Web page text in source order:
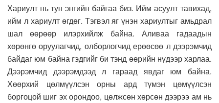
Хариулт нь тун энгийн байгаа биз. Ийм асуулт тавихад,
ийм л хариулт өгдөг. Тэгвэл яг үнэн хариултыг амьдрал
шал өөрөөр илэрхийлж байна. Аливаа гадаадын
хөрөнгө оруулагчид, олборлогчид ерөөсөө л дээрэмчид
байдаг юм байна гэдгийг би тэнд өөрийн нүдээр харлаа.
Дээрэмчид дээрэмдээд л гараад явдаг юм байна.
Хөөрхий цөлмүүлсэн орны ард түмэн цөмүүлсэн
боргоцой шиг эх орондоо, цөлжсөн хөрсөн дээрээ ам нь